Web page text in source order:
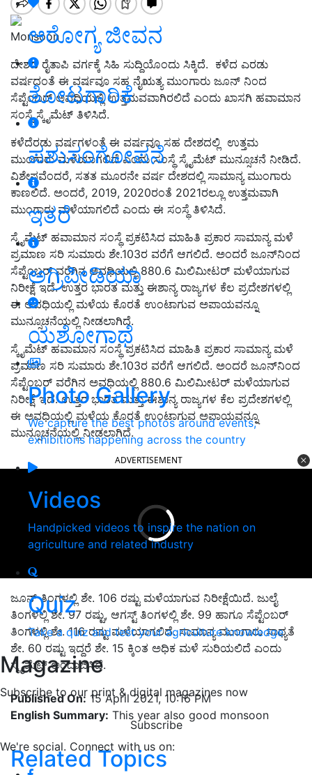
ಆರೋಗ್ಯ ಜೀವನ
ತೋಟಗಾರಿಕೆ
ಪಶುಸಂಗೋಪನೆ
ಇತರೆ
ಅಗ್ರಿಪೀಡಿಯಾ
ಯಶೋಗಾಥೆ
Photo Gallery
We capture the best photos around events,
exhibitions happening across the country
Videos
Handpicked videos to inspire the nation on
agriculture and related industry
Quiz
Take a quiz and test your agriculture knowledge
Magazine
Subscribe to our print & digital magazines now
Subscribe
We're social. Connect with us on:
Monsoon
ದೇಶದ ರೈತಾಪಿ ವರ್ಗಕ್ಕೆ ಸಿಹಿ ಸುದ್ದಿಯೊಂದು ಸಿಕ್ಕಿದೆ. ಕಳೆದ ಎರಡು
ವರ್ಷದಂತೆ ಈ ವರ್ಷವೂ ಸಹ ನೈಋತ್ಯ ಮುಂಗಾರು ಜೂನ್ ನಿಂದ
ಸೆಪ್ಟೆಂಬರ್ ಅವಧಿಯಲ್ಲಿ ಉತ್ತಮವವಾಗಿರಲಿದೆ ಎಂದು ಖಾಸಗಿ ಹವಾಮಾನ
ಸಂಸ್ಥೆ ಸ್ಕೈಮೆಟ್ ತಿಳಿಸಿದೆ.
ಕಳೆದೆರಡು ವರ್ಷಗಳಂತೆ ಈ ವರ್ಷವೂ ಸಹ ದೇಶದಲ್ಲಿ ಉತ್ತಮ
ಮುಂಗಾರು ಮಳೆಯಾಗಲಿದೆ ಎಂದು ಸಂಸ್ಥೆ ಸ್ಕೈಮೆಟ್‌ ಮುನ್ಸೂಚನೆ ನೀಡಿದೆ.
ವಿಶೇಷವೆಂದರೆ, ಸತತ ಮೂರನೇ ವರ್ಷ ದೇಶದಲ್ಲಿ ಸಾಮಾನ್ಯ ಮುಂಗಾರು
ಕಾಣಲಿದೆ. ಅಂದರೆ, 2019, 2020ರಂತೆ 2021ರಲ್ಲೂ ಉತ್ತಮವಾಗಿ
ಮುಂಗಾರು ಮಳೆಯಾಗಲಿದೆ ಎಂದು ಈ ಸಂಸ್ಥೆ ತಿಳಿಸಿದೆ.
ಸ್ಕೈಮೆಟ್‌ ಹವಾಮಾನ ಸಂಸ್ಥೆ ಪ್ರಕಟಿಸಿದ ಮಾಹಿತಿ ಪ್ರಕಾರ ಸಾಮಾನ್ಯ ಮಳೆ
ಪ್ರಮಾಣ ಸರಿ ಸುಮಾರು ಶೇ.103ರ ವರೆಗೆ ಆಗಲಿದೆ. ಅಂದರೆ ಜೂನ್‌ನಿಂದ
ಸೆಪ್ಟೆಂಬರ್‌ ವರೆಗಿನ ಅವಧಿಯಲ್ಲಿ 880.6 ಮಿಲಿಮೀಟರ್‌ ಮಳೆಯಾಗುವ
ನಿರೀಕ್ಷೆ ಇದೆ. ಉತ್ತರ ಭಾರತ ಮತ್ತು ಈಶಾನ್ಯ ರಾಜ್ಯಗಳ ಕೆಲ ಪ್ರದೇಶಗಳಲ್ಲಿ
ಈ ಅವಧಿಯಲ್ಲಿ ಮಳೆಯ ಕೊರತೆ ಉಂಟಾಗುವ ಅಪಾಯವನ್ನೂ
ಮುನ್ಸೂಚನೆಯಲ್ಲಿ ನೀಡಲಾಗಿದೆ.
ಸ್ಕೈಮೆಟ್‌ ಹವಾಮಾನ ಸಂಸ್ಥೆ ಪ್ರಕಟಿಸಿದ ಮಾಹಿತಿ ಪ್ರಕಾರ ಸಾಮಾನ್ಯ ಮಳೆ
ಪ್ರಮಾಣ ಸರಿ ಸುಮಾರು ಶೇ.103ರ ವರೆಗೆ ಆಗಲಿದೆ. ಅಂದರೆ ಜೂನ್‌ನಿಂದ
ಸೆಪ್ಟೆಂಬರ್‌ ವರೆಗಿನ ಅವಧಿಯಲ್ಲಿ 880.6 ಮಿಲಿಮೀಟರ್‌ ಮಳೆಯಾಗುವ
ನಿರೀಕ್ಷೆ ಇದೆ. ಉತ್ತರ ಭಾರತ ಮತ್ತು ಈಶಾನ್ಯ ರಾಜ್ಯಗಳ ಕೆಲ ಪ್ರದೇಶಗಳಲ್ಲಿ
ಈ ಅವಧಿಯಲ್ಲಿ ಮಳೆಯ ಕೊರತೆ ಉಂಟಾಗುವ ಅಪಾಯವನ್ನೂ
ಮುನ್ಸೂಚನೆಯಲ್ಲಿ ನೀಡಲಾಗಿದೆ.
ADVERTISEMENT
ಜೂನ್ ತಿಂಗಳಲ್ಲಿ ಶೇ. 106 ರಷ್ಟು ಮಳೆಯಾಗುವ ನಿರೀಕ್ಷೆಯಿದೆ. ಜುಲೈ
ತಿಂಗಳಲ್ಲಿ ಶೇ. 97 ರಷ್ಟು, ಆಗಸ್ಟ್ ತಿಂಗಳಲ್ಲಿ ಶೇ. 99 ಹಾಗೂ ಸೆಪ್ಟೆಂಬರ್
ತಿಂಗಳಲ್ಲಿ ಶೇ. 116 ರಷ್ಟು ಮಳೆಯಾಗಲಿದೆ. ಸಾಮಾನ್ಯ ಮುಂಗಾರು ಸಾಧ್ಯತೆ
ಶೇ. 60 ರಷ್ಟು ಇದ್ದರೆ ಶೇ. 15 ಕ್ಕಿಂತ ಅಧಿಕ ಮಳೆ ಸುರಿಯಲಿದೆ ಎಂದು
ಸ್ಕೈಮೆಟ್ ಅಂದಾಜಿಸಿದೆ.
Published On: 15 April 2021, 10:16 PM
English Summary: This year also good monsoon
Related Topics